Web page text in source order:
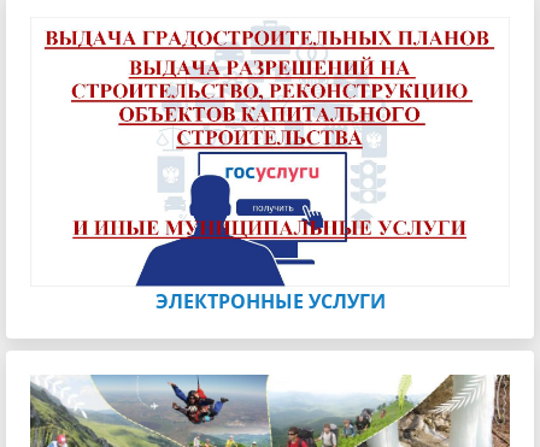
ЭЛЕКТРОННЫЕ УСЛУГИ